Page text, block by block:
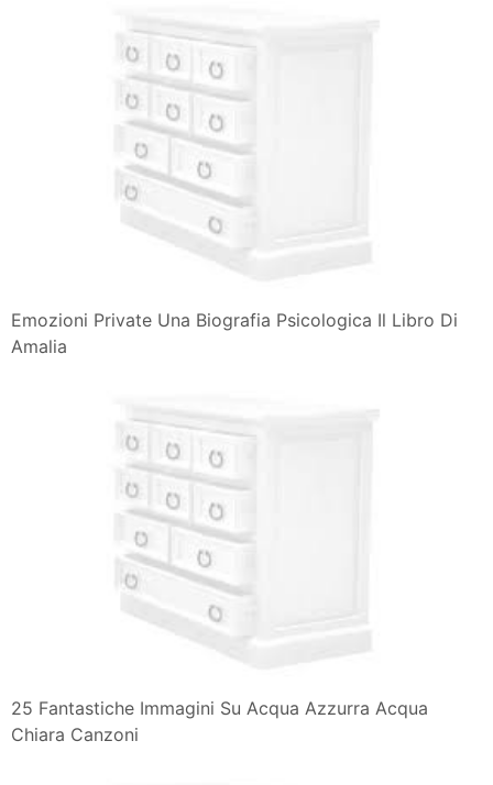
Emozioni Private Una Biografia Psicologica Il Libro Di
Amalia
25 Fantastiche Immagini Su Acqua Azzurra Acqua
Chiara Canzoni